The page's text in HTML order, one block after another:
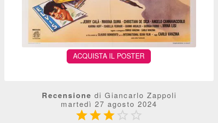
ACQUISTA IL POSTER
Recensione di Giancarlo Zappoli
martedì 27 agosto 2024
  